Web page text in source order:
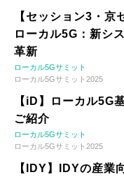
【セッション3・
ローカル5G：新シ
革新
ローカル5Gサミット
ローカル5Gサミット2025
【iD】ローカル5G
ご紹介
ローカル5Gサミット
ローカル5Gサミット2025
【IDY】IDYの産業